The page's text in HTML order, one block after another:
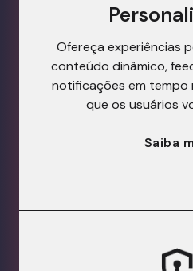
Ofereça experiências
conteúdo dinâmico,
notificações em tempo
que os usuários
Saiba